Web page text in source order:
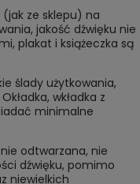
ze sklepu) na
jakość dźwięku nie
plakat i książeczka są
ślady użytkowania,
wkładka z
minimalne
odtwarzana, nie
dźwięku, pomimo
niewielkich